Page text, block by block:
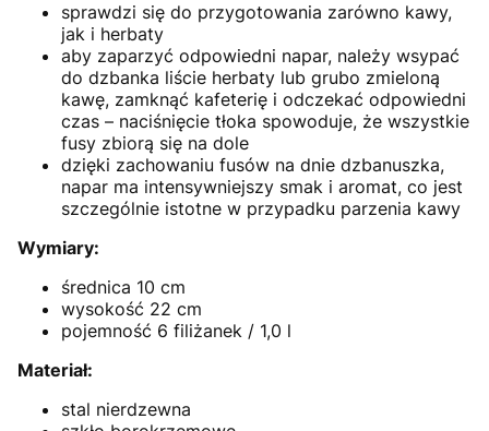
sprawdzi się do przygotowania zarówno kawy,
jak i herbaty
aby zaparzyć odpowiedni napar, należy wsypać
do dzbanka liście herbaty lub grubo zmieloną
kawę, zamknąć kafeterię i odczekać odpowiedni
czas – naciśnięcie tłoka spowoduje, że wszystkie
fusy zbiorą się na dole
dzięki zachowaniu fusów na dnie dzbanuszka,
napar ma intensywniejszy smak i aromat, co jest
szczególnie istotne w przypadku parzenia kawy
Wymiary:
średnica 10 cm
wysokość 22 cm
pojemność 6 filiżanek / 1,0 l
Materiał:
stal nierdzewna